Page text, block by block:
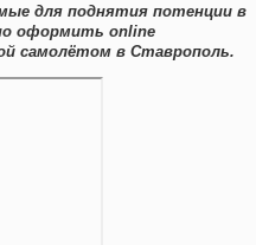
для поднятия потенции в
оформить online
самолётом в Ставрополь.